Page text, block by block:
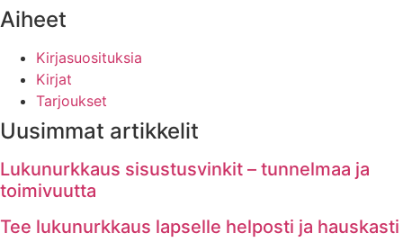
Aiheet
Kirjasuosituksia
Kirjat
Tarjoukset
Uusimmat artikkelit
Lukunurkkaus sisustusvinkit – tunnelmaa ja
toimivuutta
Tee lukunurkkaus lapselle helposti ja hauskasti